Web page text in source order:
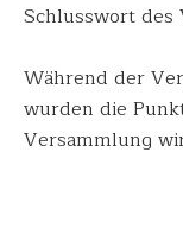
Schlusswort des
Während der
wurden die
Versammlung